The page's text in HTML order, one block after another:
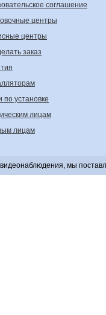
соглашение
центры
центры
заказ
по установке
лицам
лицам
мы